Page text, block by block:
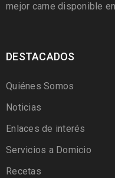
mejor carne disponible
DESTACADOS
Quiénes Somos
Noticias
Enlaces de interés
Servicios a Domicio
Recetas